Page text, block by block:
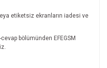
etiketsiz ekranların iadesi ve
bölümünden EFEGSM